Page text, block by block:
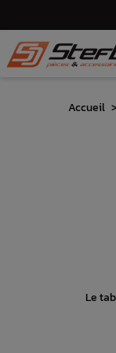
Accueil
Le